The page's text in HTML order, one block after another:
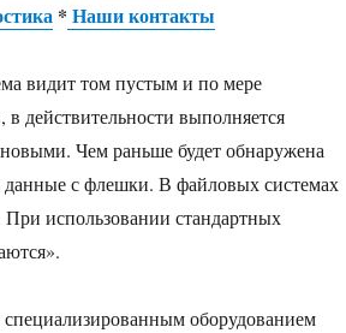
* Наши контакты
видит том пустым и по мере
действительности выполняется
Чем раньше будет обнаружена
данные с флешки. В файловых системах
использовании стандартных
оборудованием